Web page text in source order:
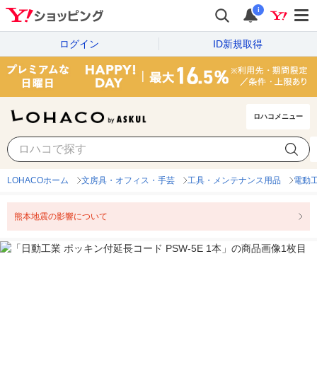
i
ログイン ID新規取得
ロハコメニュー
LOHACOホーム 文房具・オフィス・手芸 工具・メンテナンス用品 電動
熊本地震の影響について